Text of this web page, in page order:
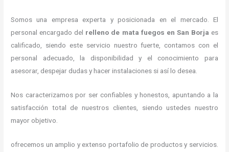
Somos una empresa experta y posicionada en el mercado. El
personal encargado del relleno de mata fuegos en San Borja es
calificado, siendo este servicio nuestro fuerte, contamos con el
personal adecuado, la disponibilidad y el conocimiento para
asesorar, despejar dudas y hacer instalaciones si así lo desea.
Nos caracterizamos por ser confiables y honestos, apuntando a la
satisfacción total de nuestros clientes, siendo ustedes nuestro
mayor objetivo.
ofrecemos un amplio y extenso portafolio de productos y servicios.